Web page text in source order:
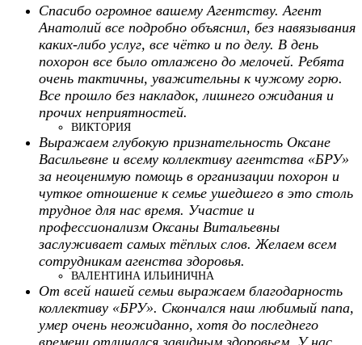
Спасибо огромное вашему Агентству. Агент
Анатолий все подробно объяснил, без навязывания
каких-либо услуг, все чётко и по делу. В день
похорон все было отлажено до мелочей. Ребята
очень тактичны, уважительны к чужому горю.
Все прошло без накладок, лишнего ожидания и
прочих неприятностей.
ВИКТОРИЯ
Выражаем глубокую признательность Оксане
Васильевне и всему коллективу агентства «БРУ»
за неоценимую помощь в организации похорон и
чуткое отношение к семье ушедшего в это столь
трудное для нас время. Участие и
профессионализм Оксаны Витальевны
заслуживает самых тёплых слов. Желаем всем
сотрудникам агенства здоровья.
ВАЛЕНТИНА ИЛЬИНИЧНА
От всей нашей семьи выражаем благодарность
коллективу «БРУ». Скончался наш любимый папа,
умер очень неожиданно, хотя до последнего
времени отличался завидным здоровьем. У нас